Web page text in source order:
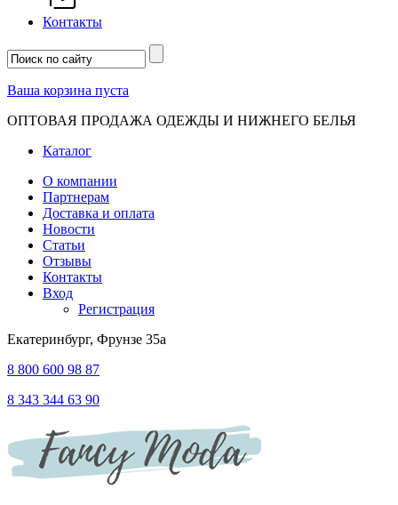
Контакты
Ваша корзина пуста
ОПТОВАЯ ПРОДАЖА ОДЕЖДЫ И НИЖНЕГО БЕЛЬЯ
Каталог
О компании
Партнерам
Доставка и оплата
Новости
Статьи
Отзывы
Контакты
Вход
Регистрация
Екатеринбург, Фрунзе 35а
8 800 600 98 87
8 343 344 63 90